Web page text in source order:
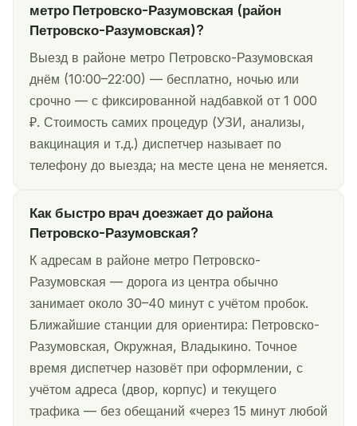
метро Петровско-Разумовская (район
Петровско-Разумовская)?
Выезд в районе метро Петровско-Разумовская
днём (10:00–22:00) — бесплатно, ночью или
срочно — с фиксированной надбавкой от 1 000
₽. Стоимость самих процедур (УЗИ, анализы,
вакцинация и т.д.) диспетчер называет по
телефону до выезда; на месте цена не меняется.
Как быстро врач доезжает до района
Петровско-Разумовская?
К адресам в районе метро Петровско-
Разумовская — дорога из центра обычно
занимает около 30–40 минут с учётом пробок.
Ближайшие станции для ориентира: Петровско-
Разумовская, Окружная, Владыкино. Точное
время диспетчер назовёт при оформлении, с
учётом адреса (двор, корпус) и текущего
трафика — без обещаний «через 15 минут любой